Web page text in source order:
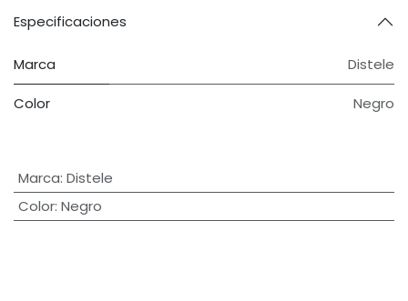
Especificaciones
Marca Distele
Color Negro
Marca: Distele
Color: Negro